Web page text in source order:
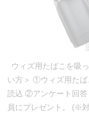
ウィズ用たばこを吸
い方＞ ①ウィズ用たば
読込 ②アンケート回答
員にプレゼント。 (※